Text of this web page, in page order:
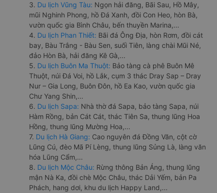
3. Du lịch Vũng Tàu: Ngọn hải đăng, Bãi Sau, Hồ Mây,
mũi Nghinh Phong, hồ Đá Xanh, đồi Con Heo, hòn Bà,
vườn quốc gia Bình Châu, bến thuyền Marina,...
4. Du lịch Phan Thiết: Bãi đá Ông Địa, hòn Rơm, đồi cát
bay, Bàu Trắng - Bàu Sen, suối Tiên, làng chài Mũi Né,
đảo Hòn Bà, hải đăng Kê Gà,...
5. Du lịch Buôn Ma Thuột: Bảo tàng cà phê Buôn Mê
Thuột, núi Đá Voi, hồ Lắk, cụm 3 thác Dray Sap – Dray
Nur – Gia Long, Buôn Đôn, hồ Ea Kao, vườn quốc gia
Chư Yang Shin,...
6. Du lịch Sapa: Nhà thờ đá Sapa, bảo tàng Sapa, núi
Hàm Rồng, bản Cát Cát, thác Tiên Sa, thung lũng Hoa
Hồng, thung lũng Mường Hoa,...
7. Du lịch Hà Giang: Cao nguyên đá Đồng Văn, cột cờ
Lũng Cú, đèo Mã Pí Lèng, thung lũng Sủng Là, làng văn
hóa Lũng Cẩm,...
8. Du lịch Mộc Châu: Rừng thông Bản Áng, thung lũng
mận Nà Ka, đồi chè Mộc Châu, thác Dải Yếm, bản Pa
Phách, hang dơi, khu du lịch Happy Land,...